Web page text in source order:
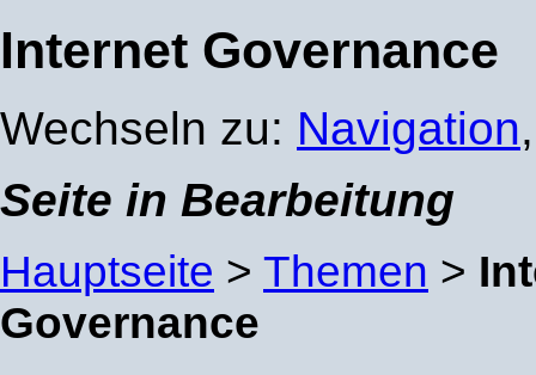
Internet Governance
Wechseln zu: Navigation
Seite in Bearbeitung
Hauptseite > Themen >
Governance